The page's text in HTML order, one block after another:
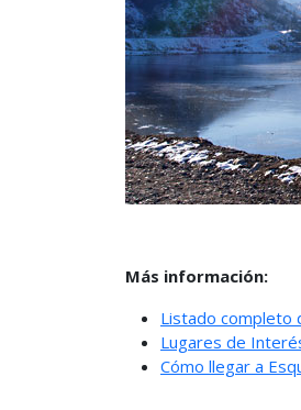
Más información:
Listado completo
Lugares de
Cómo llegar a